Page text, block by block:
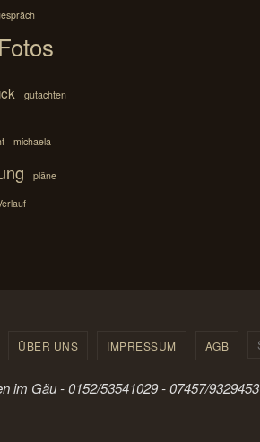
Fotos
gutachten
michaela
pläne
ÜBER UNS IMPRESSUM AGB
im Gäu - 0152/53541029 - 07457/9329453